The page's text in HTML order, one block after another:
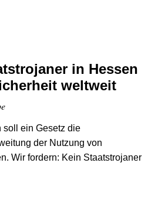
in Hessen
weltweit
soll ein Gesetz die
der Nutzung von
Wir fordern: Kein Staatstrojaner